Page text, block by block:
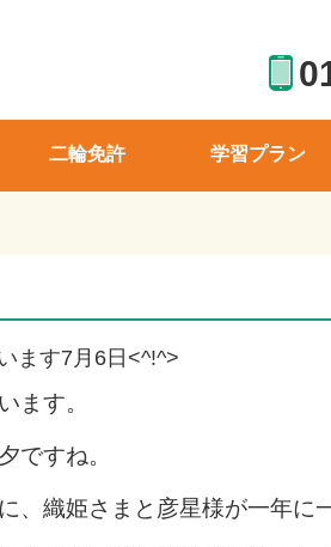
二輪免許 学習プラン
ます7月6日<^!^>
ます。
ですね。
、織姫さまと彦星様が一年に